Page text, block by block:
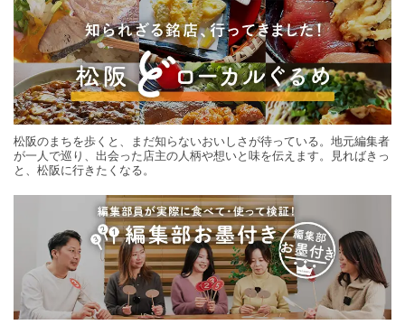
松阪のまちを歩くと、まだ知らないおいしさが待っている。地元編集者
が一人で巡り、出会った店主の人柄や想いと味を伝えます。見ればきっ
と、松阪に行きたくなる。